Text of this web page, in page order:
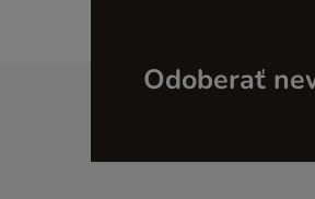
Odoberať